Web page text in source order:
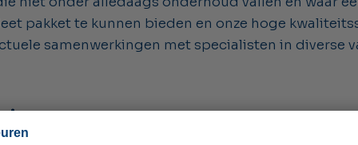
pakket te kunnen bieden en onze hoge
samenwerkingen met specialisten in diverse